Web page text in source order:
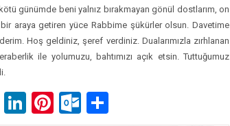
günümde beni yalnız bırakmayan gönül dostlarım, on
bir araya getiren yüce Rabbime şükürler olsun. Davetime
Hoş geldiniz, şeref verdiniz. Dualarımızla zırhlanan
ile yolumuzu, bahtımızı açık etsin. Tuttuğumuz
Messenger
LinkedIn
Pinterest
Outlook.com